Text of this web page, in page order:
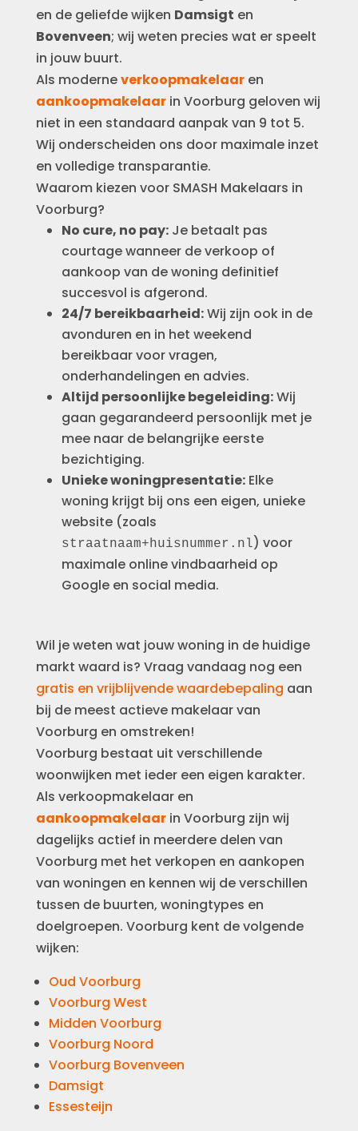
en de geliefde wijken Damsigt en
Bovenveen; wij weten precies wat er speelt
in jouw buurt.
Als moderneverkoopmakelaaren
aankoopmakelaarin Voorburg geloven wij
niet in een standaard aanpak van 9 tot 5.
Wij onderscheiden ons door maximale inzet
en volledige transparantie.
Waarom kiezen voor SMASH Makelaars in
Voorburg?
No cure, no pay:Je betaalt pas
courtage wanneer de verkoop of
aankoop van de woning definitief
succesvol is afgerond.
24/7 bereikbaarheid:Wij zijn ook in de
avonduren en in het weekend
bereikbaar voor vragen,
onderhandelingen en advies.
Altijd persoonlijke begeleiding:Wij
gaan gegarandeerd persoonlijk met je
mee naar de belangrijke eerste
bezichtiging.
Unieke woningpresentatie:Elke
woning krijgt bij ons een eigen, unieke
website (zoals
straatnaam+huisnummer.nl) voor
maximale online vindbaarheid op
Google en social media.
Wil je weten wat jouw woning in de huidige
markt waard is? Vraag vandaag nog een
gratis en vrijblijvende waardebepaling aan
bij de meest actieve makelaar van
Voorburg en omstreken!
Voorburg bestaat uit verschillende
woonwijken met ieder een eigen karakter.
Als verkoopmakelaar en
aankoopmakelaarin Voorburg zijn wij
dagelijks actief in meerdere delen van
Voorburg met het verkopen en aankopen
van woningen en kennen wij de verschillen
tussen de buurten, woningtypes en
doelgroepen. Voorburg kent de volgende
wijken:
Oud Voorburg
Voorburg West
Midden Voorburg
Voorburg Noord
Voorburg Bovenveen
Damsigt
Essesteijn